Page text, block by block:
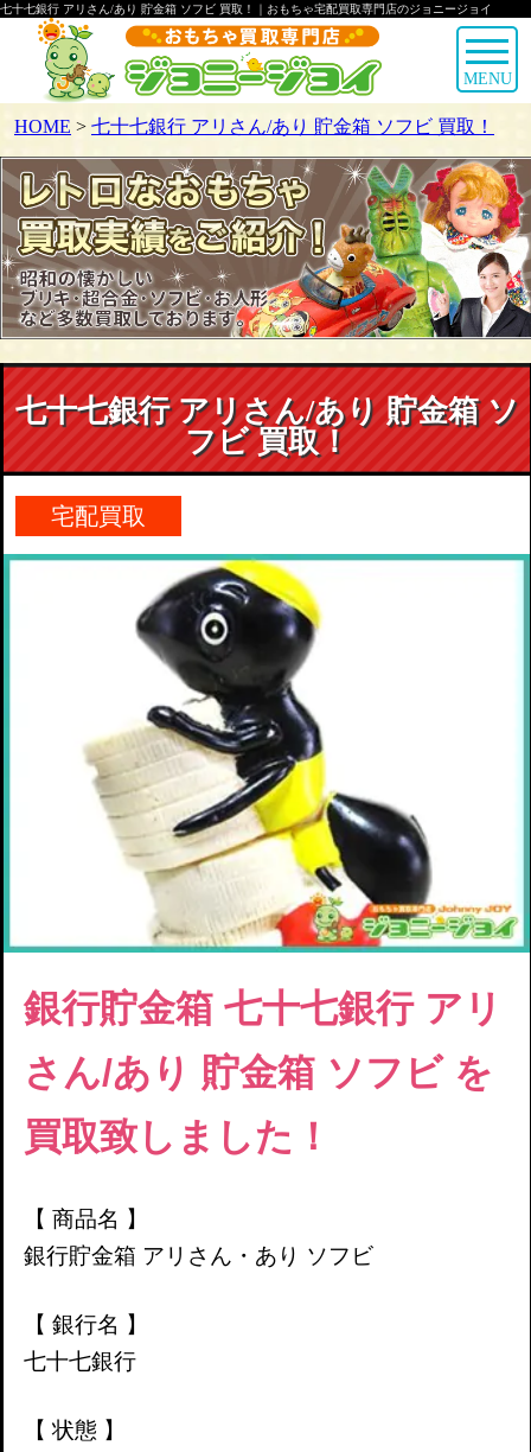
七十七銀行 アリさん/あり 貯金箱 ソフビ 買取！｜おもちゃ宅配買取専門店のジョニージョイ
MENU
HOME > 七十七銀行 アリさん/あり 貯金箱 ソフビ 買取！
七十七銀行 アリさん/あり 貯金箱 ソ
フビ 買取！
宅配買取
銀行貯金箱 七十七銀行 アリ
さん/あり 貯金箱 ソフビを
買取致しました！
【 商品名 】
銀行貯金箱 アリさん・あり ソフビ
【 銀行名 】
七十七銀行
【 状態 】